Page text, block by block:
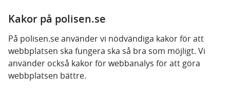
Kakor på polisen.se
På polisen.se använder vi nödvändiga kakor för att
webbplatsen ska fungera ska så bra som möjligt. Vi
använder också kakor för webbanalys för att göra
webbplatsen bättre.